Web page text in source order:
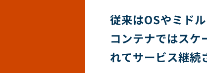
従来はOSやミド
コンテナではスケ
れてサービス継続